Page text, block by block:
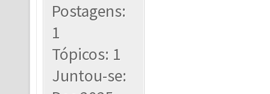
Postagens:
1
Tópicos: 1
Juntou-se: